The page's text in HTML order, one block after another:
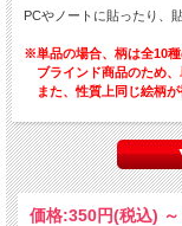
PCやノートに貼ったり、
※単品の場合、柄は全10種
ブラインド商品のため、
また、性質上同じ絵柄が
■種類：全10種
■販売形態：トレーディン
■サイズ：約50mm×50mm
■素材：紙＋PP
※ぼのぼの×RAD BROS
価格:350円(税込) ～